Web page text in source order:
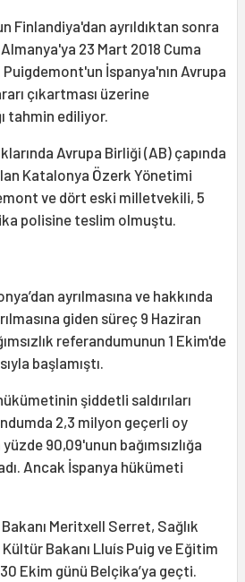
Finlandiya'dan ayrıldıktan sonra
23 Mart 2018 Cuma
İspanya'nın Avrupa
çıkartması üzerine
tahmin ediliyor.
Avrupa Birliği (AB) çapında
Katalonya Özerk Yönetimi
ve dört eski milletvekili, 5
polisine teslim olmuştu.
ayrılmasına ve hakkında
giden süreç 9 Haziran
referandumunun 1 Ekim'de
başlamıştı.
şiddetli saldırıları
2,3 milyon geçerli oy
yüzde 90,09'unun bağımsızlığa
Ancak İspanya hükümeti
Meritxell Serret, Sağlık
Bakanı Lluís Puig ve Eğitim
Ekim günü Belçika’ya geçti.